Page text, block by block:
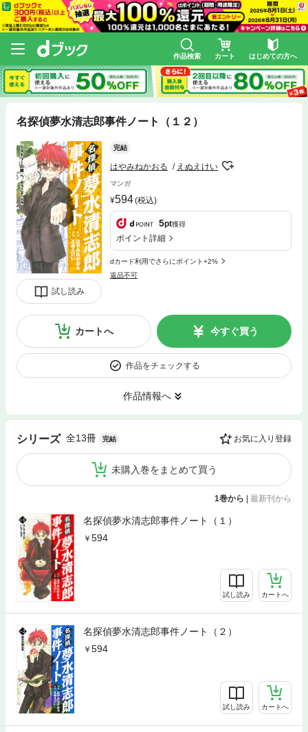
作品検索 カート はじめての方へ
名探偵夢水清志郎事件ノート（１２）
試し読み
完結
はやみねかおる えぬえけい
マンガ
594(税込)
5pt獲得
ポイント詳細
dカード利用でさらにポイント+2%
返品不可
カートへ 今すぐ買う
作品をチェックする
作品情報へ
シリーズ 全13冊 完結 お気に入り登録
未購入巻をまとめて買う
1巻から | 最新刊から
名探偵夢水清志郎事件ノート（１）
594
試し読み カートへ
名探偵夢水清志郎事件ノート（２）
594
試し読み カートへ